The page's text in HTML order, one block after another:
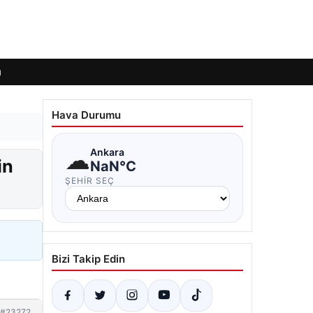
Hava Durumu
☁Ankara
NaN°C
ŞEHIR SEÇ
Bizi Takip Edin